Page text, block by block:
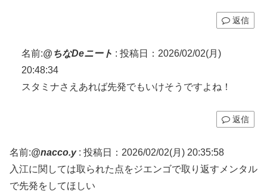
返信
名前:@ちなDeニート : 投稿日：2026/02/02(月)
20:48:34
スタミナさえあれば先発でもいけそうですよね！
返信
名前:@nacco.y: 投稿日：2026/02/02(月) 20:35:58
入江に関しては取られた点をジエンゴで取り返すメンタル
で先発をしてほしい